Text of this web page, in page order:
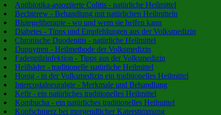
Antibiotika-assoziierte Colitis - natürliche Heilmittel
Bechterew - Behandlung mit natürlichen Heilmitteln
Blutegeltherapie - wo und wem sie helfen kann
Diabetes - Tipps und Empfehlungen aus der Volksmedizin
Chronische Duodenitis - natürliche Heilmittel
Dupuytren - Heilmethode der Volksmedizin
Fadenpilzinfektion - Tipps aus der Volksmedizin
Heilbäder - traditionelle natürliche Heilmittel
Honig - in der Volksmedizin ein traditionelles Heilmittel
Intercostalneuralgie - Merkmale und Behandlung
Kefir - ein natürliches traditionelles Heilmittel
Kombucha - ein natürliches traditionelles Heilmittel
Kopfschmerz bei morgendlicher Katerstimmung